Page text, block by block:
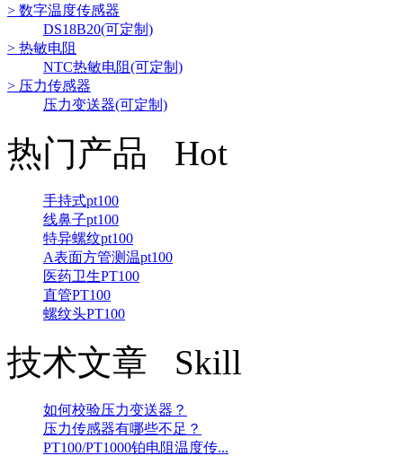
> 数字温度传感器
DS18B20(可定制)
> 热敏电阻
NTC热敏电阻(可定制)
> 压力传感器
压力变送器(可定制)
热门产品 Hot
手持式pt100
线鼻子pt100
特异螺纹pt100
A表面方管测温pt100
医药卫生PT100
直管PT100
螺纹头PT100
技术文章 Skill
如何校验压力变送器？
压力传感器有哪些不足？
PT100/PT1000铂电阻温度传...